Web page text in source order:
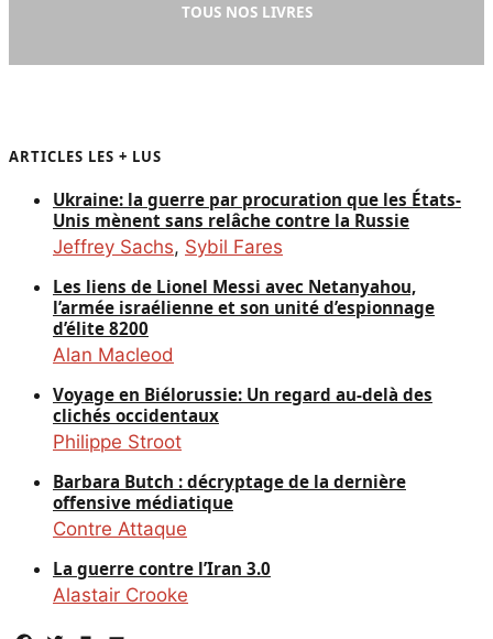
TOUS NOS LIVRES
ARTICLES LES + LUS
Ukraine: la guerre par procuration que les États-
Unis mènent sans relâche contre la Russie
Jeffrey Sachs, Sybil Fares
Les liens de Lionel Messi avec Netanyahou,
l’armée israélienne et son unité d’espionnage
d’élite 8200
Alan Macleod
Voyage en Biélorussie: Un regard au-delà des
clichés occidentaux
Philippe Stroot
Barbara Butch : décryptage de la dernière
offensive médiatique
Contre Attaque
La guerre contre l’Iran 3.0
Alastair Crooke